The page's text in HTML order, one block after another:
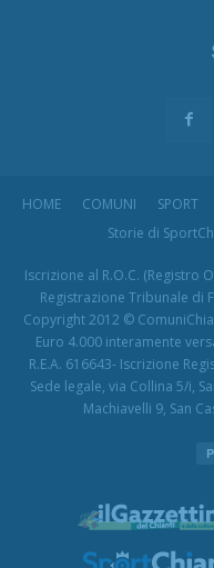
HOME COMUNI SPORT
Storie di
Iscrizione al R.O.C. (Registro
Registrazione Tribunale di
Copyright 2012 ©
Euro 4.000 interamente
R.E.A. 616643- Iscrizione
Sede legale, via Collina 5/i,
Machiavelli 9, San